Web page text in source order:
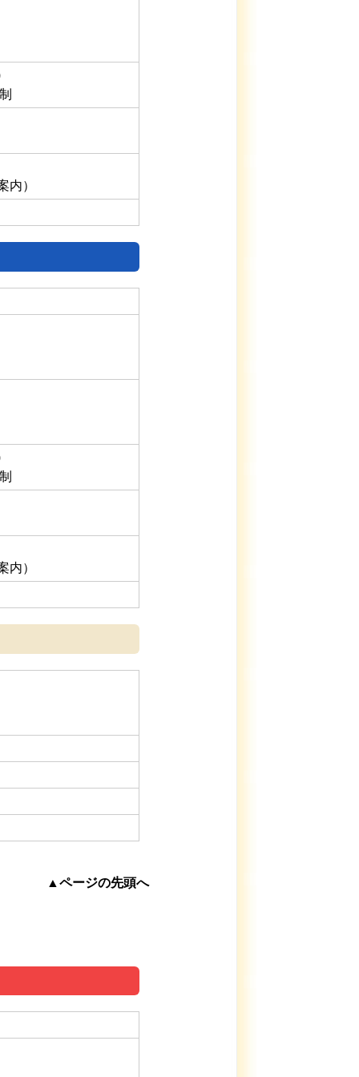
内）
内）
▲ページの先頭へ